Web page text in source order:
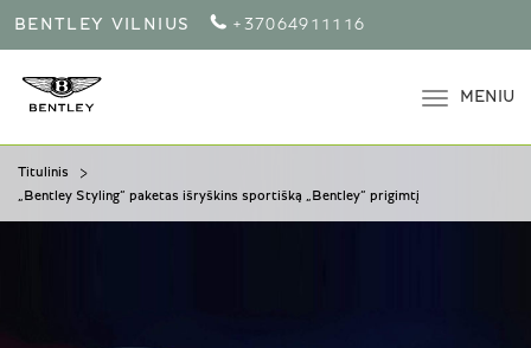
BENTLEY VILNIUS +37064911116
MENIU
Titulinis
„Bentley Styling“ paketas išryškins sportišką „Bentley“ prigimtį